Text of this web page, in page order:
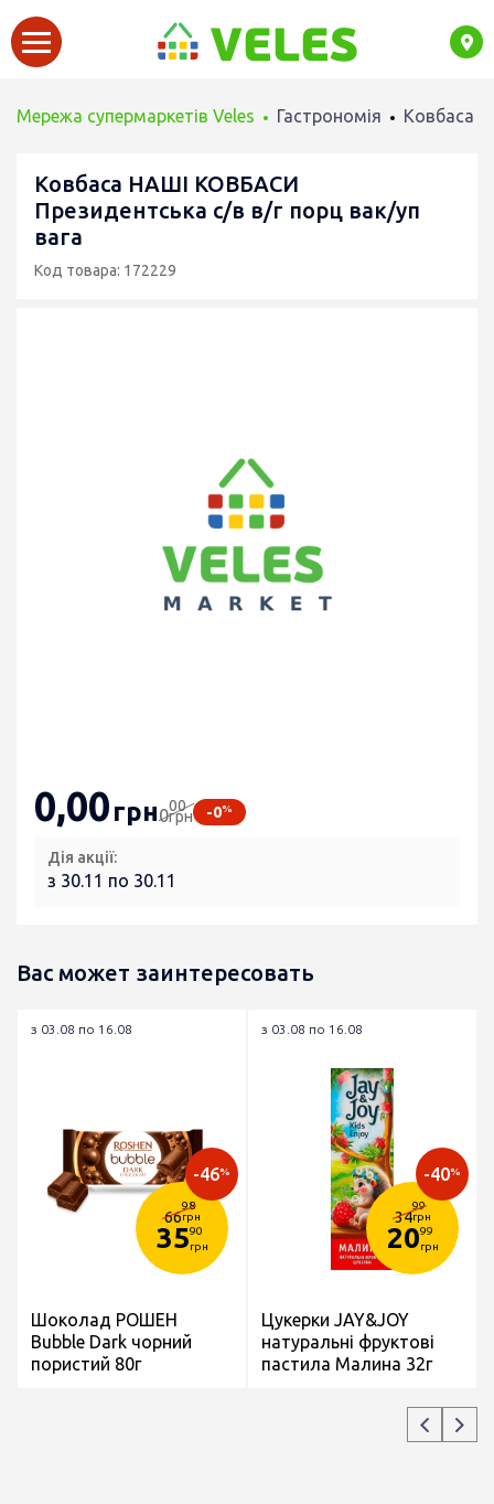
Мережа супермаркетів Veles Гастрономія Ковбаса
Ковбаса НАШІ КОВБАСИ
Президентська с/в в/г порц вак/уп
вага
Код товара: 172229
0,00грн000
грн -0%
Дія акції:
з 30.11 по 30.11
Вас может заинтересовать
з 03.08 по 16.08
66
98
грн
3590
грн
-46%
Шоколад РОШЕН
Bubble Dark чорний
пористий 80г
з 03.08 по 16.08
34
99
грн
2099
грн
-40%
Цукерки JAY&JOY
натуральні фруктові
пастила Малина 32г